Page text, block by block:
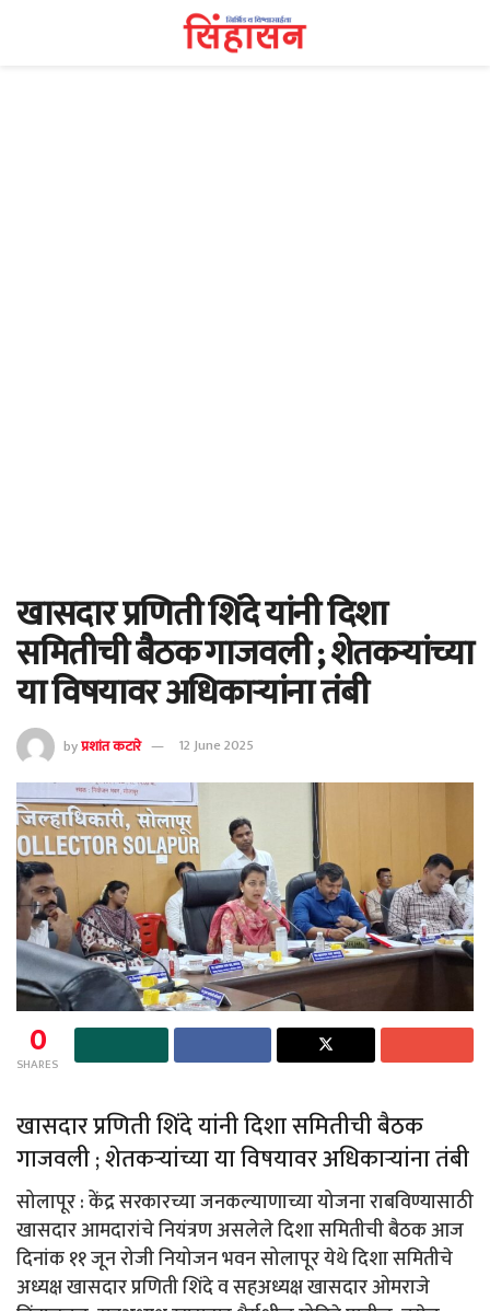
खासदार प्रणिती शिंदे यांनी दिशा
समितीची बैठक गाजवली ; शेतकऱ्यांच्या
या विषयावर अधिकाऱ्यांना तंबी
byप्रशांत कटारे 12 June 2025
0
SHARES
खासदार प्रणिती शिंदे यांनी दिशा समितीची बैठक
गाजवली ; शेतकऱ्यांच्या या विषयावर अधिकाऱ्यांना तंबी
सोलापूर : केंद्र सरकारच्या जनकल्याणाच्या योजना राबविण्यासाठी
खासदार आमदारांचे नियंत्रण असलेले दिशा समितीची बैठक आज
दिनांक ११ जून रोजी नियोजन भवन सोलापूर येथे दिशा समितीचे
अध्यक्ष खासदार प्रणिती शिंदे व सहअध्यक्ष खासदार ओमराजे